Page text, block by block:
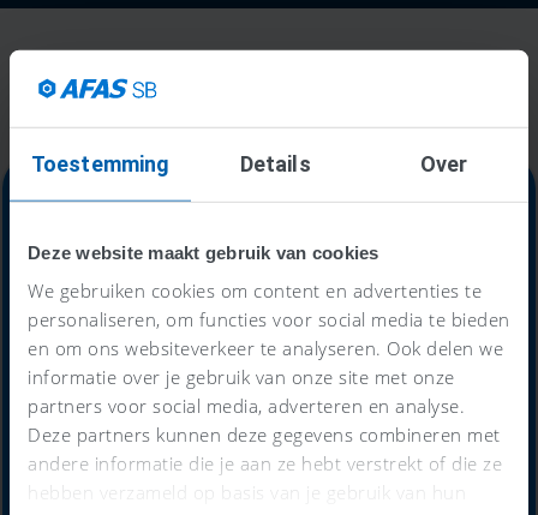
Toestemming Details Over
Deze website maakt gebruik van cookies
We gebruiken cookies om content en advertenties te
personaliseren, om functies voor social media te bieden
en om ons websiteverkeer te analyseren. Ook delen we
informatie over je gebruik van onze site met onze
partners voor social media, adverteren en analyse.
Deze partners kunnen deze gegevens combineren met
andere informatie die je aan ze hebt verstrekt of die ze
hebben verzameld op basis van je gebruik van hun
Alles-in-één-prijs
€59
per maand